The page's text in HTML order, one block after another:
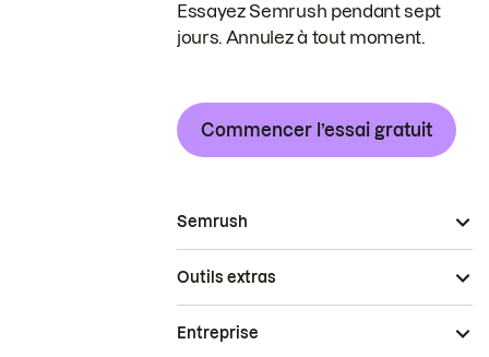
Essayez Semrush pendant sept
jours. Annulez à tout moment.
Commencer l’essai gratuit
Semrush
Outils extras
Entreprise